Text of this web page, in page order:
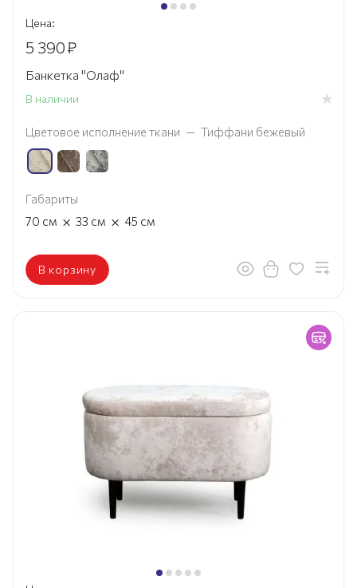
Цена:
5 390₽
Банкетка "Олаф"
В наличии
Цветовое исполнение ткани — Тиффани бежевый
Габариты
70 см × 33 см × 45 см
В корзину